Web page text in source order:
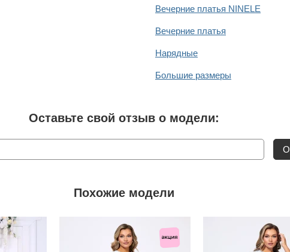
Вечерние платья NINELE
Вечерние платья
Нарядные
Большие размеры
Оставьте свой отзыв о модели:
Похожие модели